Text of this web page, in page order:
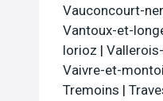
Vauconcourt-
Vantoux-et-
lorioz |
Vaivre-et-
Tremoins |